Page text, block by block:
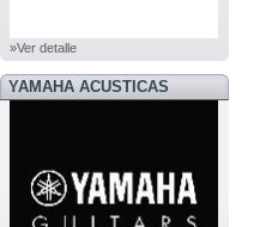
»Ver detalle
YAMAHA ACUSTICAS